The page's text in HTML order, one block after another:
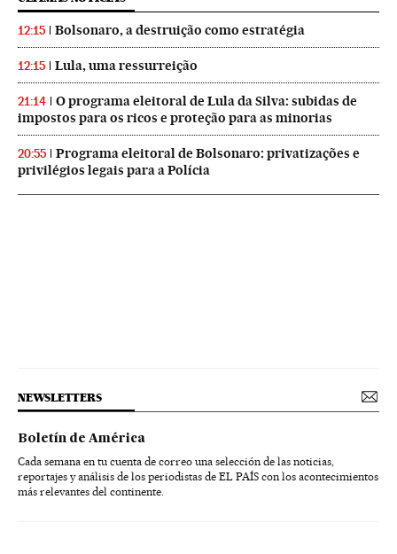
12:15 Bolsonaro, a destruição como estratégia
12:15 Lula, uma ressurreição
21:14
O programa eleitoral de Lula da Silva: subidas de
impostos para os ricos e proteção para as minorias
20:55
Programa eleitoral de Bolsonaro: privatizações e
privilégios legais para a Polícia
NEWSLETTERS
Boletín de América
Cada semana en tu cuenta de correo una selección de las noticias,
reportajes y análisis de los periodistas de EL PAÍS con los acontecimientos
más relevantes del continente.